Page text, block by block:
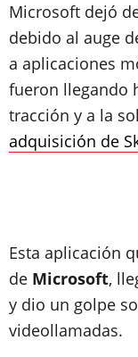
Microsoft dejó
debido al auge
a aplicaciones
fueron llegando
tracción y a la
adquisición de
Esta aplicación
de Microsoft,
y dio un golpe
videollamadas.